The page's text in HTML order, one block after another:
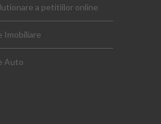
a petitiilor online
Imobiliare
Auto